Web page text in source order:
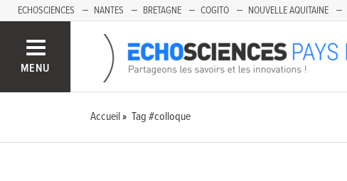
ECHOSCIENCES NANTES BRETAGNE COGITO NOUVELLE AQUITAINE
MENU
Accueil Tag #colloque